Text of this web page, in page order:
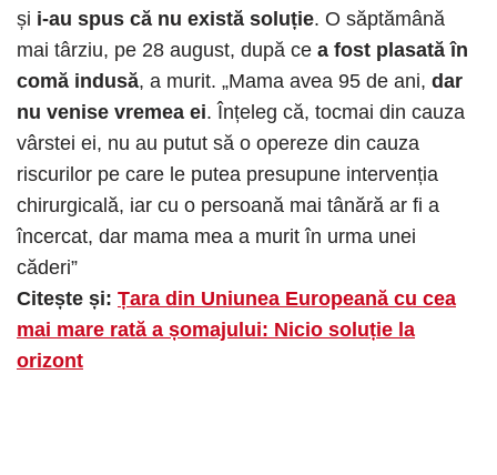
și i-au spus că nu există soluție. O săptămână
mai târziu, pe 28 august, după ce a fost plasată în
comă indusă, a murit. „Mama avea 95 de ani, dar
nu venise vremea ei. Înțeleg că, tocmai din cauza
vârstei ei, nu au putut să o opereze din cauza
riscurilor pe care le putea presupune intervenția
chirurgicală, iar cu o persoană mai tânără ar fi a
încercat, dar mama mea a murit în urma unei
căderi”
Citește și: Țara din Uniunea Europeană cu cea
mai mare rată a șomajului: Nicio soluție la
orizont